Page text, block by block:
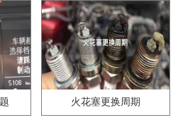
火花塞更换周期